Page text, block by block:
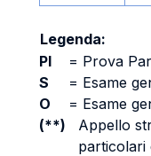
Legenda:
PI
= Prova
S
= Esame
O
= Esame
(**)
Appello
particolari